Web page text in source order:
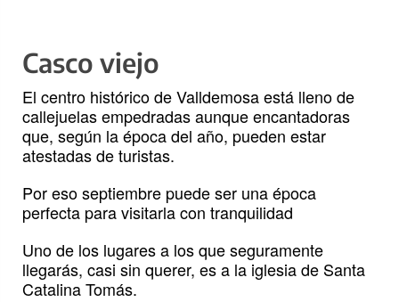
Casco viejo
El centro histórico de Valldemosa está lleno de
callejuelas empedradas aunque encantadoras
que, según la época del año, pueden estar
atestadas de turistas.
Por eso septiembre puede ser una época
perfecta para visitarla con tranquilidad
Uno de los lugares a los que seguramente
llegarás, casi sin querer, es a la iglesia de Santa
Catalina Tomás.